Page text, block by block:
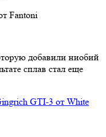
Fantoni
добавили ниобий
сплав стал еще
GTI-3 от White